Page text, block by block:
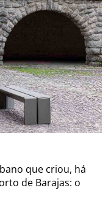
que criou, há
de Barajas: o